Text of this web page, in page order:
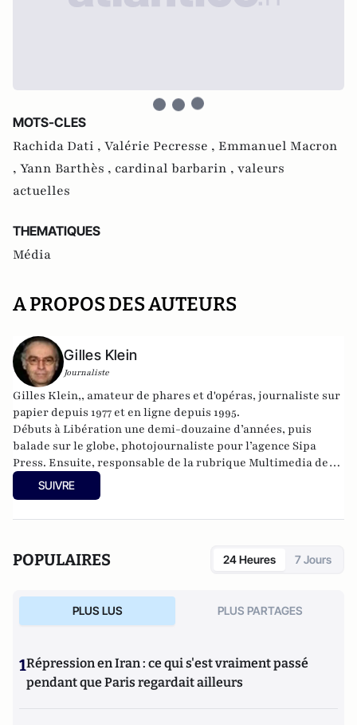
MOTS-CLES
Rachida Dati , Valérie Pecresse , Emmanuel Macron
, Yann Barthès , cardinal barbarin , valeurs
actuelles
THEMATIQUES
Média
A PROPOS DES AUTEURS
Gilles Klein
Journaliste
Gilles Klein,, amateur de phares et d'opéras, journaliste sur
papier depuis 1977 et en ligne depuis 1995.
Débuts à Libération une demi-douzaine d’années, puis
balade sur le globe, photojournaliste pour l’agence Sipa
Press. Ensuite, responsable de la rubrique Multimedia de
ELLE, avant d’écrire sur les médias à Arrêt sur Images et de
collaborer avec Atlantico. Par ailleurs fut blogueur, avec Le
SUIVRE
POPULAIRES 24 Heures 7 Jours
PLUS LUS PLUS PARTAGES
1Répression en Iran : ce qui s'est vraiment passé
pendant que Paris regardait ailleurs